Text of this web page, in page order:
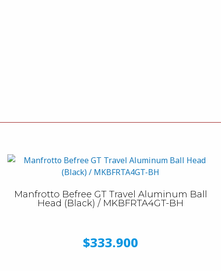
Manfrotto Befree GT Travel Aluminum Ball
Head (Black) / MKBFRTA4GT-BH
$333.900